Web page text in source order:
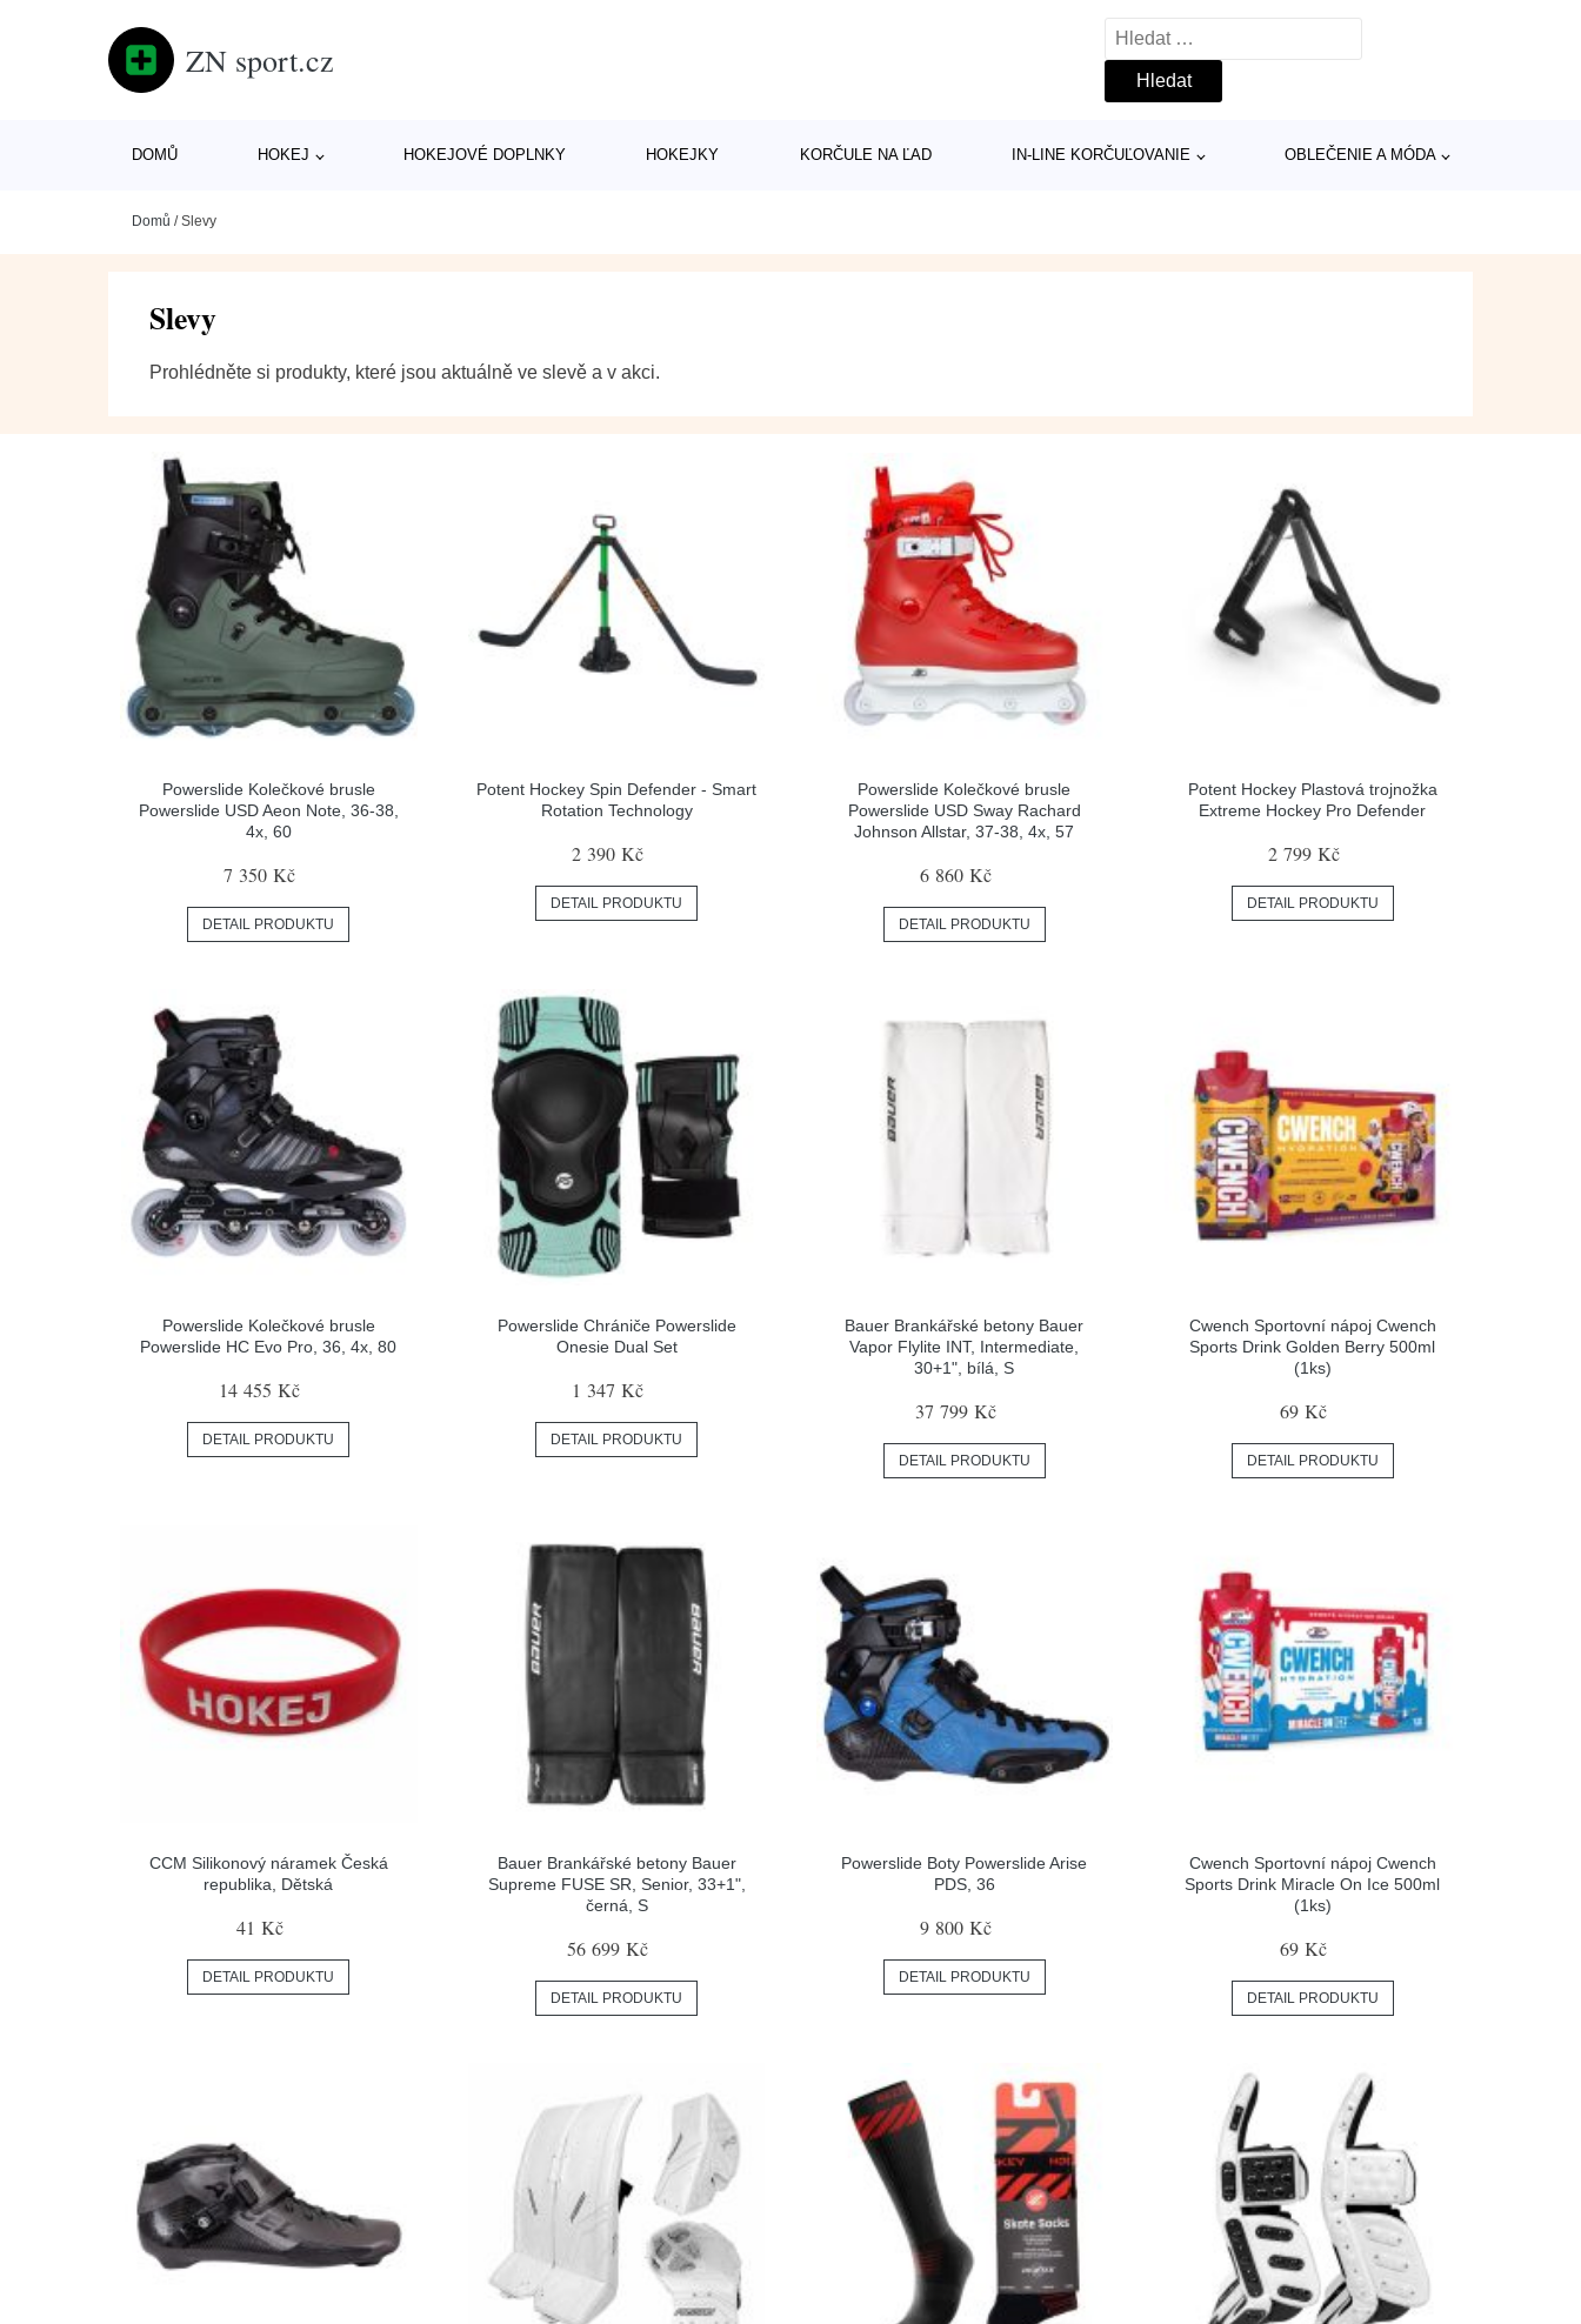
ZN sport.cz
Vyhledávání
DOMŮ HOKEJ HOKEJOVÉ DOPLNKY HOKEJKY KORČULE NA ĽAD IN-LINE KORČUĽOVANIE OBLEČENIE A MÓDA
Domů /Slevy
Slevy
Prohlédněte si produkty, které jsou aktuálně ve slevě a v akci.
Powerslide Kolečkové brusle
Powerslide USD Aeon Note, 36-38,
4x, 60
7 350 Kč
DETAIL PRODUKTU
Potent Hockey Spin Defender - Smart
Rotation Technology
2 390 Kč
DETAIL PRODUKTU
Powerslide Kolečkové brusle
Powerslide USD Sway Rachard
Johnson Allstar, 37-38, 4x, 57
6 860 Kč
DETAIL PRODUKTU
Potent Hockey Plastová trojnožka
Extreme Hockey Pro Defender
2 799 Kč
DETAIL PRODUKTU
Powerslide Kolečkové brusle
Powerslide HC Evo Pro, 36, 4x, 80
14 455 Kč
DETAIL PRODUKTU
Powerslide Chrániče Powerslide
Onesie Dual Set
1 347 Kč
DETAIL PRODUKTU
Bauer Brankářské betony Bauer
Vapor Flylite INT, Intermediate,
30+1", bílá, S
37 799 Kč
DETAIL PRODUKTU
Cwench Sportovní nápoj Cwench
Sports Drink Golden Berry 500ml
(1ks)
69 Kč
DETAIL PRODUKTU
CCM Silikonový náramek Česká
republika, Dětská
41 Kč
DETAIL PRODUKTU
Bauer Brankářské betony Bauer
Supreme FUSE SR, Senior, 33+1",
černá, S
56 699 Kč
DETAIL PRODUKTU
Powerslide Boty Powerslide Arise
PDS, 36
9 800 Kč
DETAIL PRODUKTU
Cwench Sportovní nápoj Cwench
Sports Drink Miracle On Ice 500ml
(1ks)
69 Kč
DETAIL PRODUKTU